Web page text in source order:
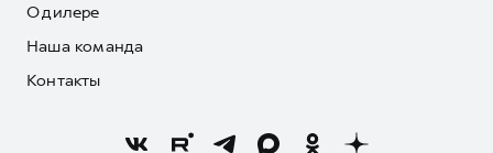
О дилере
Наша команда
Контакты